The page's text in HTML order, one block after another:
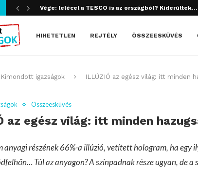
Vége: lelécel a TESCO is az országból? Kiderültek...
HIHETETLEN REJTÉLY ÖSSZEESKÜVÉS
Kimondott igazságok ILLÚZIÓ az egész világ: itt minden
Összeesküvés
az egész világ: itt minden
anyagi részének 66%-a illúzió, vetített hologram, ha egy
Túl az anyagon? A színpadnak része ugyan, de